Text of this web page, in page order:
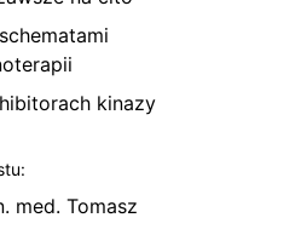
kinazy
med. Tomasz